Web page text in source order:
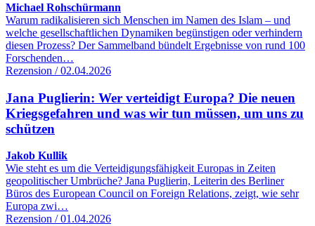
Michael Rohschürmann
Warum radikalisieren sich Menschen im Namen des Islam – und
welche gesellschaftlichen Dynamiken begünstigen oder verhindern
diesen Prozess? Der Sammelband bündelt Ergebnisse von rund 100
Forschenden…
Rezension / 02.04.2026
Jana Puglierin: Wer verteidigt Europa? Die neuen
Kriegsgefahren und was wir tun müssen, um uns zu
schützen
Jakob Kullik
Wie steht es um die Verteidigungsfähigkeit Europas in Zeiten
geopolitischer Umbrüche? Jana Puglierin, Leiterin des Berliner
Büros des European Council on Foreign Relations, zeigt, wie sehr
Europa zwi…
Rezension / 01.04.2026